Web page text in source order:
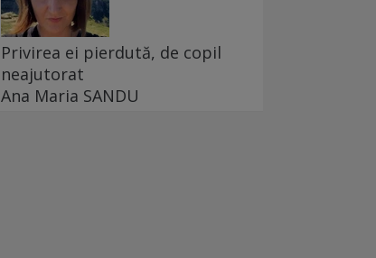
Privirea ei pierdută, de copil
neajutorat
Ana Maria SANDU